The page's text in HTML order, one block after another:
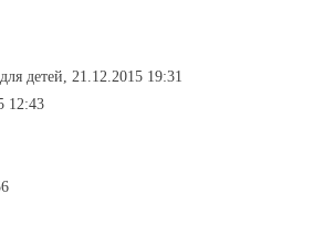
детей, 21.12.2015 19:31
12:43